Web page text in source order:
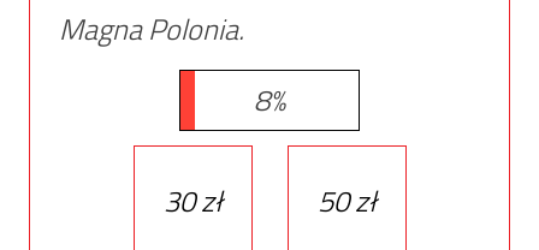
Magna Polonia.
8%
30 zł 50 zł